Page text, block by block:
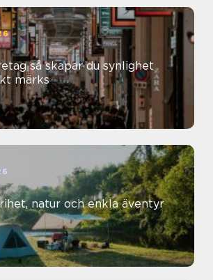
synlighet
märks
frihet, natur och enkla äventyr